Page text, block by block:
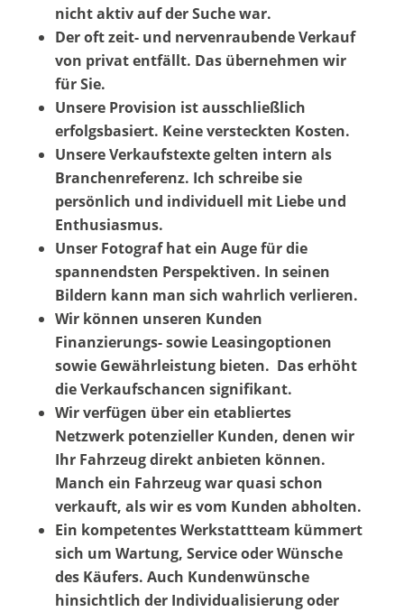
nicht aktiv auf der Suche war.
Der oft zeit- und nervenraubende Verkauf
von privat entfällt. Das übernehmen wir
für Sie.
Unsere Provision ist ausschließlich
erfolgsbasiert. Keine versteckten Kosten.
Unsere Verkaufstexte gelten intern als
Branchenreferenz. Ich schreibe sie
persönlich und individuell mit Liebe und
Enthusiasmus.
Unser Fotograf hat ein Auge für die
spannendsten Perspektiven. In seinen
Bildern kann man sich wahrlich verlieren.
Wir können unseren Kunden
Finanzierungs- sowie Leasingoptionen
sowie Gewährleistung bieten. Das erhöht
die Verkaufschancen signifikant.
Wir verfügen über ein etabliertes
Netzwerk potenzieller Kunden, denen wir
Ihr Fahrzeug direkt anbieten können.
Manch ein Fahrzeug war quasi schon
verkauft, als wir es vom Kunden abholten.
Ein kompetentes Werkstattteam kümmert
sich um Wartung, Service oder Wünsche
des Käufers. Auch Kundenwünsche
hinsichtlich der Individualisierung oder